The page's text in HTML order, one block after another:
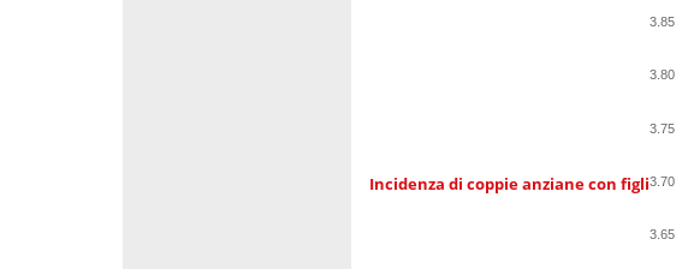
Incidenza di coppie anziane con figli
3.65
3.70
3.75
3.80
3.85